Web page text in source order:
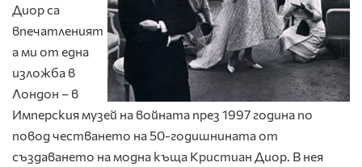
Диор са
впечатленият
а ми от една
изложба в
Лондон – в
Имперския музей на войната през 1997 година по
повод честването на 50-годишнината от
създаването на модна къща Кристиан Диор. В нея